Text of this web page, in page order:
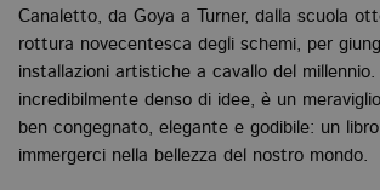
Canaletto, da Goya a Turner, dalla scuola
rottura novecentesca degli schemi, per
installazioni artistiche a cavallo del
incredibilmente denso di idee, è un
ben congegnato, elegante e godibile: un
immergerci nella bellezza del nostro mondo.